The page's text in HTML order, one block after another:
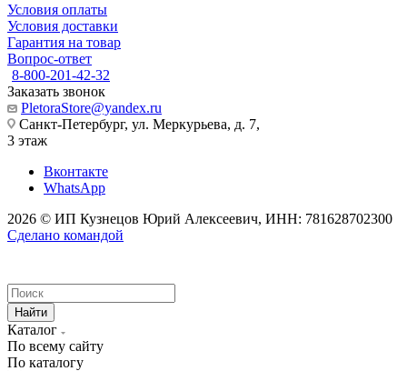
Условия оплаты
Условия доставки
Гарантия на товар
Вопрос-ответ
8-800-201-42-32
Заказать звонок
PletoraStore@yandex.ru
Санкт-Петербург, ул. Меркурьева, д. 7,
3 этаж
Вконтакте
WhatsApp
2026 © ИП Кузнецов Юрий Алексеевич, ИНН: 781628702300
Сделано командой
Найти
Каталог
По всему сайту
По каталогу